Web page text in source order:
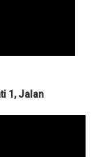
1, Jalan